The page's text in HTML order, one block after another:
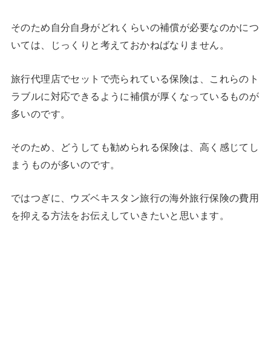
そのため自分自身がどれくらいの補償が必要なのかにつ
いては、じっくりと考えておかねばなりません。
旅行代理店でセットで売られている保険は、これらのト
ラブルに対応できるように補償が厚くなっているものが
多いのです。
そのため、どうしても勧められる保険は、高く感じてし
まうものが多いのです。
ではつぎに、ウズベキスタン旅行の海外旅行保険の費用
を抑える方法をお伝えしていきたいと思います。